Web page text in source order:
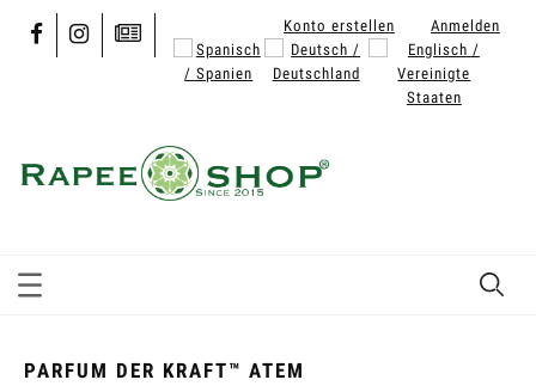
Konto erstellen Anmelden
PARFUM DER KRAFT™ ATEM